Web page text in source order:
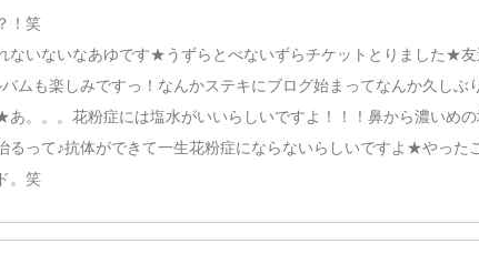
！笑
ないないなあゆです★うずらとべないずらチケットとりました★友
ムも楽しみですっ！なんかステキにブログ始まってなんか久しぶ
。。。花粉症には塩水がいいらしいですよ！！！鼻から濃いめの
るって♪抗体ができて一生花粉症にならないらしいですよ★やった
。笑